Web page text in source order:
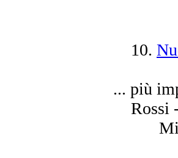
10.
... più
Rossi